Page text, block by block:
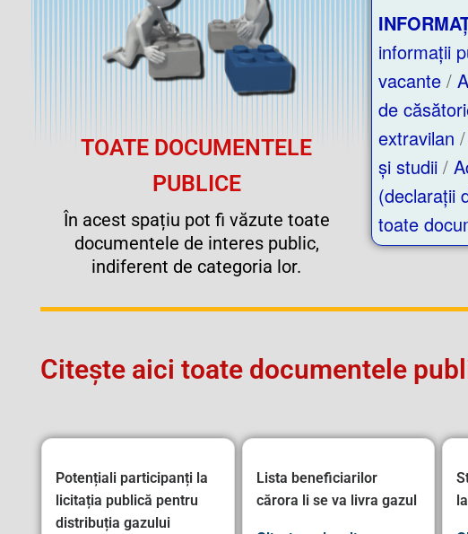
TOATE DOCUMENTELE
PUBLICE
În acest spațiu pot fi văzute toate
documentele de interes public,
indiferent de categoria lor.
informații
vacante/
de
extravilan /
și studii/
(declarații
toate
Citește aici toate documentele
Potențiali participanți la
licitația publică pentru
distribuția gazului
Lista beneficiarilor
cărora li se va livra gazul